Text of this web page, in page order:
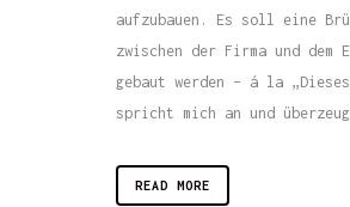
aufzubauen. Es soll eine
zwischen der Firma und dem
gebaut werden – á la
spricht mich an und
READ MORE